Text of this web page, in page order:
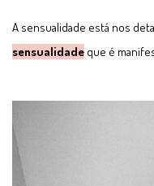
A sensualidade está nos
sensualidade que é